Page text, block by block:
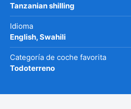
Tanzanian shilling
Idioma
English, Swahili
Categoría de coche favorita
Todoterreno